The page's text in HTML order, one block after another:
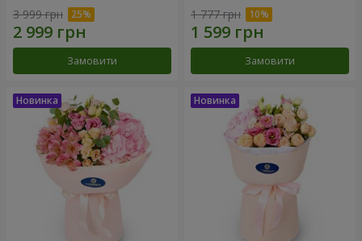
3 999 грн
Замовити
1 777 грн
Замовити